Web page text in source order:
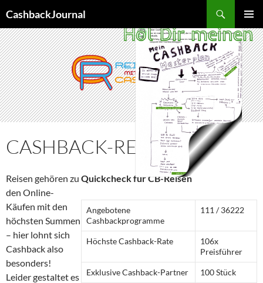
Inhalt
springen
CashbackJournal
MENÜ
CASHBACK-REISEN
Quickcheck für CB-Reisen
Angebotene
Cashbackprogramme
111 / 36222
Höchste Cashback-Rate
106x
Preisführer
Exklusive Cashback-Partner 100 Stück
Reisen gehören zu
den Online-
Käufen mit den
höchsten Summen
– hier lohnt sich
Cashback also
besonders!
Leider gestaltet es